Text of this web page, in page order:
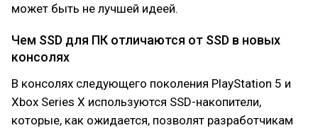
может быть не лучшей идеей.
Чем SSD для ПК отличаются от SSD в новых
консолях
В консолях следующего поколения PlayStation 5 и
Xbox Series X используются SSD-накопители,
которые, как ожидается, позволят разработчикам